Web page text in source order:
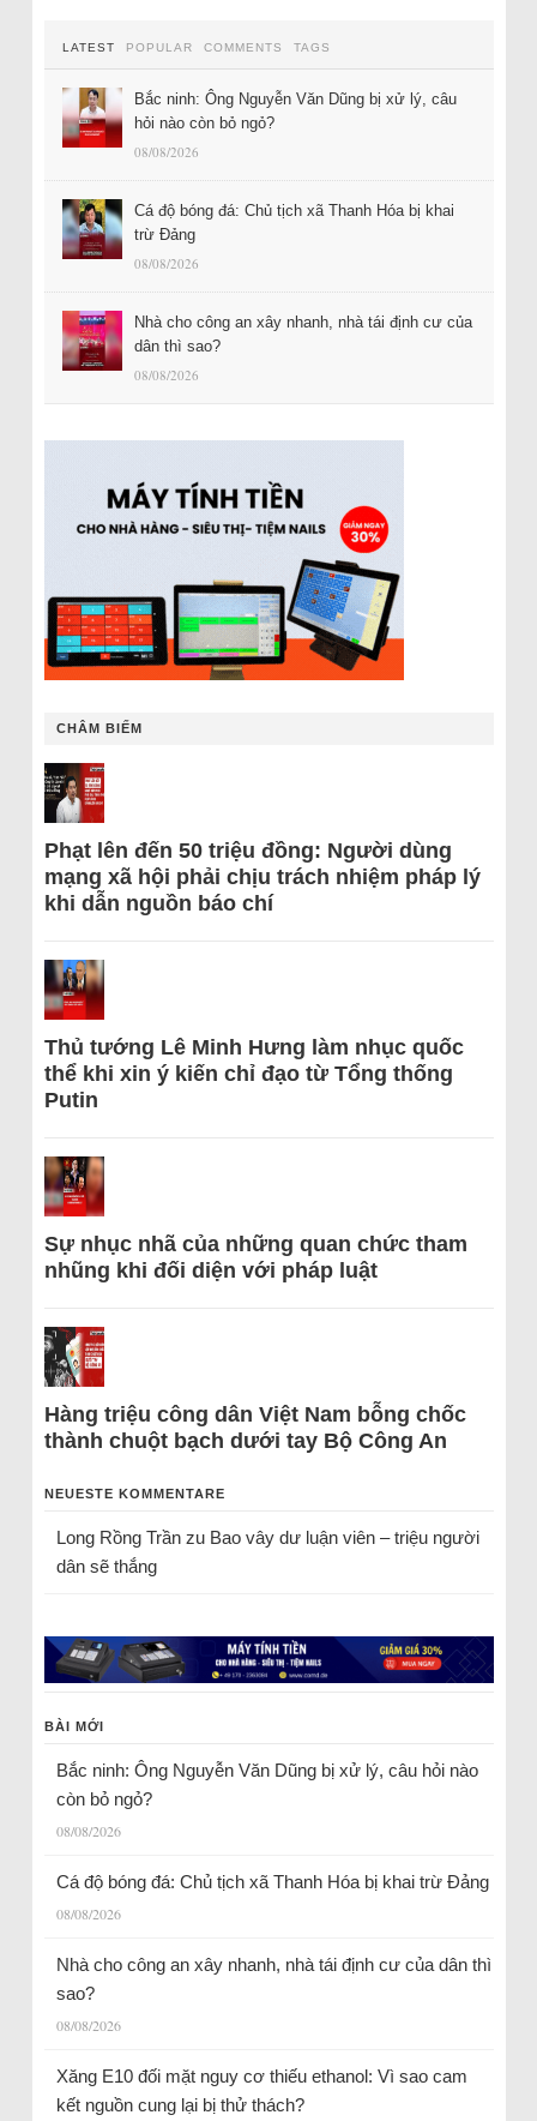
LATEST POPULAR COMMENTS TAGS
Bắc ninh: Ông Nguyễn Văn Dũng bị xử lý, câu
hỏi nào còn bỏ ngỏ?
08/08/2026
Cá độ bóng đá: Chủ tịch xã Thanh Hóa bị khai
trừ Đảng
08/08/2026
Nhà cho công an xây nhanh, nhà tái định cư của
dân thì sao?
08/08/2026
CHÂM BIẾM
Phạt lên đến 50 triệu đồng: Người dùng
mạng xã hội phải chịu trách nhiệm pháp lý
khi dẫn nguồn báo chí
Thủ tướng Lê Minh Hưng làm nhục quốc
thể khi xin ý kiến chỉ đạo từ Tổng thống
Putin
Sự nhục nhã của những quan chức tham
nhũng khi đối diện với pháp luật
Hàng triệu công dân Việt Nam bỗng chốc
thành chuột bạch dưới tay Bộ Công An
NEUESTE KOMMENTARE
Long Rồng Trầnzu Bao vây dư luận viên – triệu người
dân sẽ thắng
BÀI MỚI
Bắc ninh: Ông Nguyễn Văn Dũng bị xử lý, câu hỏi nào
còn bỏ ngỏ?
08/08/2026
Cá độ bóng đá: Chủ tịch xã Thanh Hóa bị khai trừ Đảng
08/08/2026
Nhà cho công an xây nhanh, nhà tái định cư của dân thì
sao?
08/08/2026
Xăng E10 đối mặt nguy cơ thiếu ethanol: Vì sao cam
kết nguồn cung lại bị thử thách?